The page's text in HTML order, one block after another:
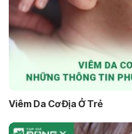
Viêm Da Cơ Địa Ở Trẻ